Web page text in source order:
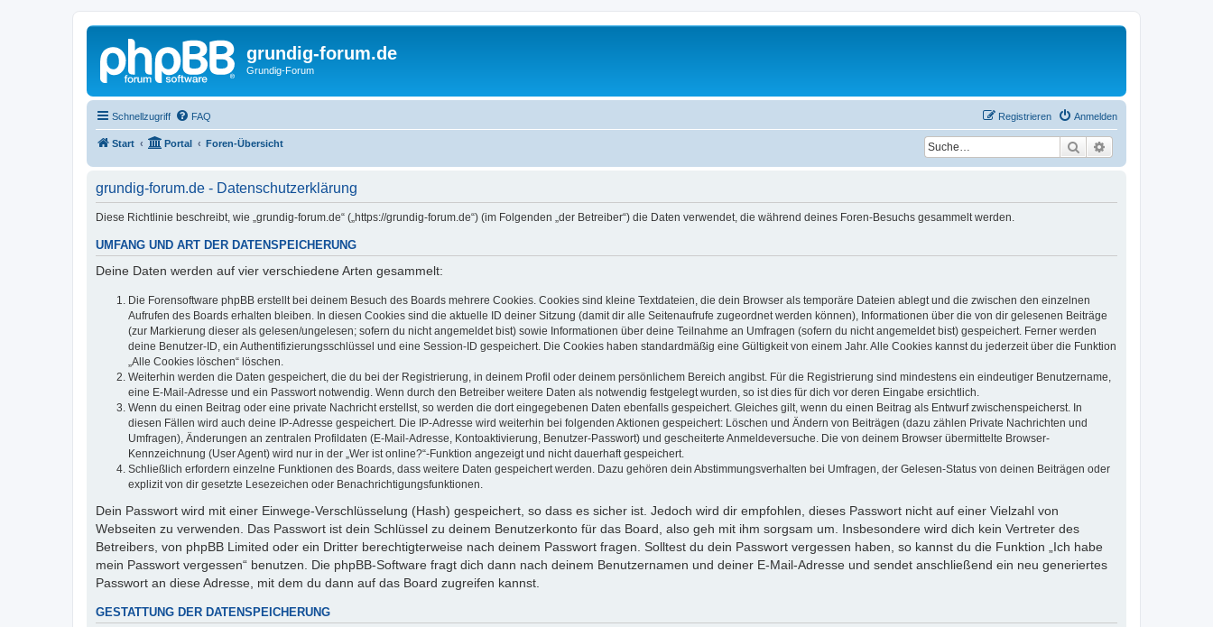
grundig-forum.de
Grundig-Forum
Schnellzugriff FAQ Anmelden
Registrieren
Start Portal Foren-Übersicht Suche
grundig-forum.de - Datenschutzerklärung
Diese Richtlinie beschreibt, wie „grundig-forum.de“ („https://grundig-forum.de“) (im Folgenden „der Betreiber“) die Daten verwendet, die während deines Foren-Besuchs gesammelt werden.
UMFANG UND ART DER DATENSPEICHERUNG
Deine Daten werden auf vier verschiedene Arten gesammelt:
Die Forensoftware phpBB erstellt bei deinem Besuch des Boards mehrere Cookies. Cookies sind kleine Textdateien, die dein Browser als temporäre Dateien ablegt und die zwischen den einzelnen
Aufrufen des Boards erhalten bleiben. In diesen Cookies sind die aktuelle ID deiner Sitzung (damit dir alle Seitenaufrufe zugeordnet werden können), Informationen über die von dir gelesenen Beiträge
(zur Markierung dieser als gelesen/ungelesen; sofern du nicht angemeldet bist) sowie Informationen über deine Teilnahme an Umfragen (sofern du nicht angemeldet bist) gespeichert. Ferner werden
deine Benutzer-ID, ein Authentifizierungsschlüssel und eine Session-ID gespeichert. Die Cookies haben standardmäßig eine Gültigkeit von einem Jahr. Alle Cookies kannst du jederzeit über die Funktion
„Alle Cookies löschen“ löschen.
Weiterhin werden die Daten gespeichert, die du bei der Registrierung, in deinem Profil oder deinem persönlichem Bereich angibst. Für die Registrierung sind mindestens ein eindeutiger Benutzername,
eine E-Mail-Adresse und ein Passwort notwendig. Wenn durch den Betreiber weitere Daten als notwendig festgelegt wurden, so ist dies für dich vor deren Eingabe ersichtlich.
Wenn du einen Beitrag oder eine private Nachricht erstellst, so werden die dort eingegebenen Daten ebenfalls gespeichert. Gleiches gilt, wenn du einen Beitrag als Entwurf zwischenspeicherst. In
diesen Fällen wird auch deine IP-Adresse gespeichert. Die IP-Adresse wird weiterhin bei folgenden Aktionen gespeichert: Löschen und Ändern von Beiträgen (dazu zählen Private Nachrichten und
Umfragen), Änderungen an zentralen Profildaten (E-Mail-Adresse, Kontoaktivierung, Benutzer-Passwort) und gescheiterte Anmeldeversuche. Die von deinem Browser übermittelte Browser-
Kennzeichnung (User Agent) wird nur in der „Wer ist online?“-Funktion angezeigt und nicht dauerhaft gespeichert.
Schließlich erfordern einzelne Funktionen des Boards, dass weitere Daten gespeichert werden. Dazu gehören dein Abstimmungsverhalten bei Umfragen, der Gelesen-Status von deinen Beiträgen oder
explizit von dir gesetzte Lesezeichen oder Benachrichtigungsfunktionen.
Dein Passwort wird mit einer Einwege-Verschlüsselung (Hash) gespeichert, so dass es sicher ist. Jedoch wird dir empfohlen, dieses Passwort nicht auf einer Vielzahl von
Webseiten zu verwenden. Das Passwort ist dein Schlüssel zu deinem Benutzerkonto für das Board, also geh mit ihm sorgsam um. Insbesondere wird dich kein Vertreter des
Betreibers, von phpBB Limited oder ein Dritter berechtigterweise nach deinem Passwort fragen. Solltest du dein Passwort vergessen haben, so kannst du die Funktion „Ich habe
mein Passwort vergessen“ benutzen. Die phpBB-Software fragt dich dann nach deinem Benutzernamen und deiner E-Mail-Adresse und sendet anschließend ein neu generiertes
Passwort an diese Adresse, mit dem du dann auf das Board zugreifen kannst.
GESTATTUNG DER DATENSPEICHERUNG